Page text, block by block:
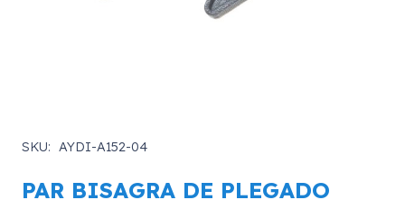
SKU: AYDI-A152-04
PAR BISAGRA DE PLEGADO